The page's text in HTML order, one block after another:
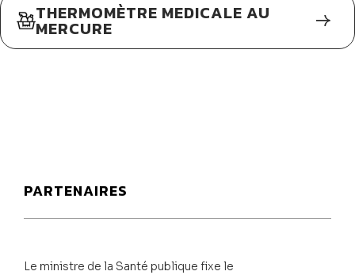
THERMOMÈTRE MEDICALE AU
MERCURE
PARTENAIRES
Le ministre de la Santé publique fixe le